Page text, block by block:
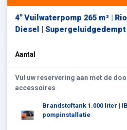
4" Vuilwaterpomp 265 m³ |
Diesel | Supergeluidgedempt
Aantal
Vul uw reservering aan met de
accessoires
Brandstoftank 1.000 liter |
pompinstallatie